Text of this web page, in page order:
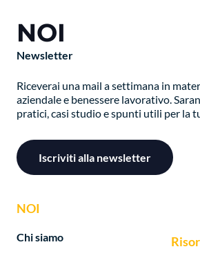
NOI
Newsletter
Riceverai una mail a settimana in
aziendale e benessere lavorativo.
pratici, casi studio e spunti utili per la
Iscriviti alla newsletter
NOI
Chi siamo